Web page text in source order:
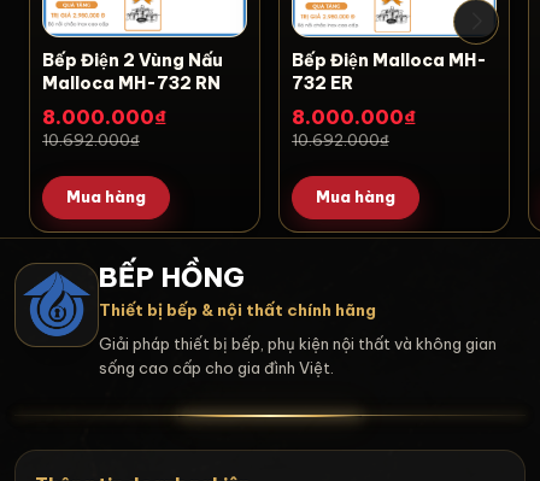
Bếp Điện 2 Vùng Nấu
Malloca MH-732 RN
8.000.000₫
10.692.000₫
Mua hàng
Bếp Điện Malloca MH-
732 ER
8.000.000₫
10.692.000₫
Mua hàng
BẾP HỒNG
Thiết bị bếp & nội thất chính hãng
Giải pháp thiết bị bếp, phụ kiện nội thất và không gian
sống cao cấp cho gia đình Việt.